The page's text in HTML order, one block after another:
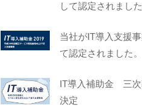
して認定されました
当社がIT導入支援
て認定されました。
IT導入補助金 三次
決定